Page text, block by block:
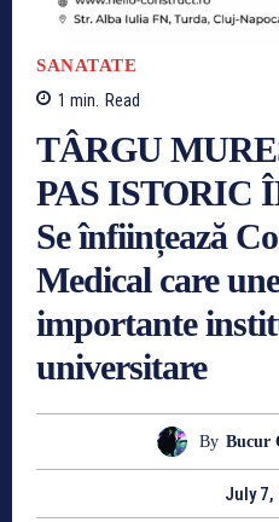
SANATATE
1 min. Read
TÂRGU
PAS ISTORIC
Se înființează
Medical care
importante
universitare
By Bucur
July 7,